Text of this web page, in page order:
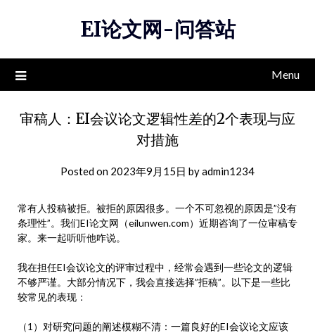
EI论文网-问答站
Menu
审稿人：EI会议论文逻辑性差的2个表现与应
对措施
Posted on 2023年9月15日 byadmin1234
常有人投稿被拒。被拒的原因很多。一个不可忽视的原因是”没有
条理性”。我们EI论文网（eilunwen.com）近期咨询了一位审稿专
家。来一起听听他咋说。
我在担任EI会议论文的评审过程中，经常会遇到一些论文的逻辑
不够严谨。大部分情况下，我会直接选择”拒稿”。以下是一些比
较常见的表现：
（1）对研究问题的阐述模糊不清：一篇良好的EI会议论文应该